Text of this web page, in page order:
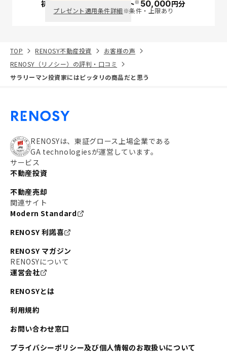
初回面談で ポイント※50,000円分
プレゼント適用条件詳細※条件・上限あり
TOP RENOSY不動産投資
お客様の声
RENOSY（リノシー）の評判・口コミ
サラリーマン投資家にはピッタリの商品だと思う
RENOSYは、東証グロース上場企業である
GA technologiesが運営しています。
サービス
不動産投資
不動産売却
関連サイト
Modern Standard
RENOSY 利諾喜
RENOSY マガジン
RENOSYについて
運営会社
RENOSYとは
利用規約
お問い合わせ窓口
プライバシーポリシー及び個人情報のお取扱いについて